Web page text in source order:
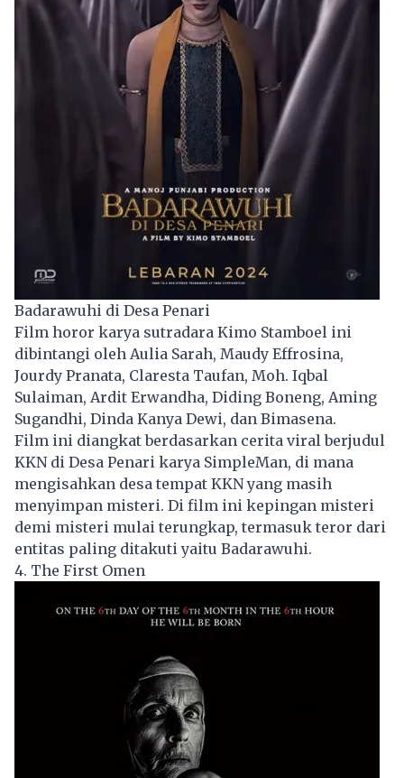
Badarawuhi di Desa Penari
Film horor karya sutradara Kimo Stamboel ini
dibintangi oleh Aulia Sarah, Maudy Effrosina,
Jourdy Pranata, Claresta Taufan, Moh. Iqbal
Sulaiman, Ardit Erwandha, Diding Boneng, Aming
Sugandhi, Dinda Kanya Dewi, dan Bimasena.
Film ini diangkat berdasarkan cerita viral berjudul
KKN di Desa Penari karya SimpleMan, di mana
mengisahkan desa tempat KKN yang masih
menyimpan misteri. Di film ini kepingan misteri
demi misteri mulai terungkap, termasuk teror dari
entitas paling ditakuti yaitu Badarawuhi.
4. The First Omen